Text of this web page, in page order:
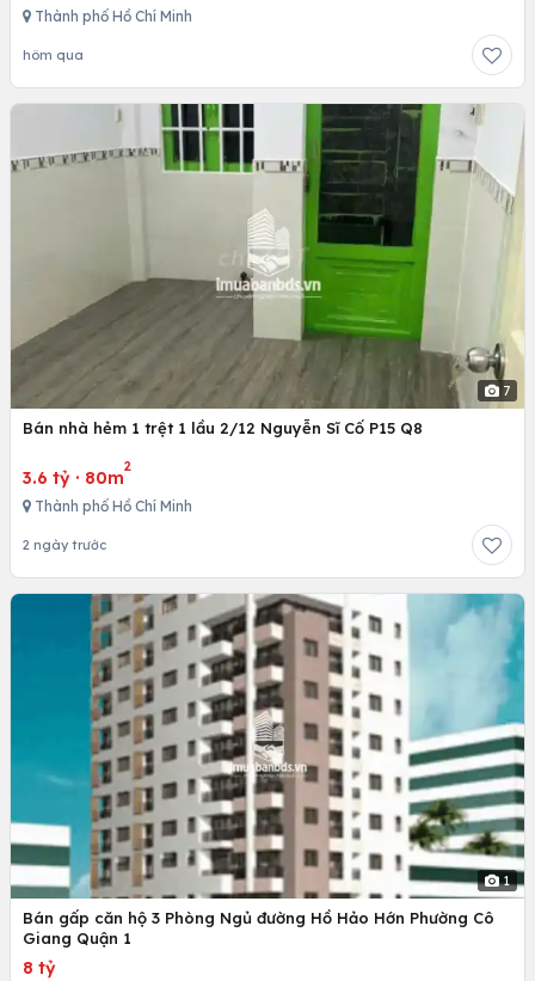
Thành phố Hồ Chí Minh
hôm qua
7
Bán nhà hẻm 1 trệt 1 lầu 2/12 Nguyễn Sĩ Cố P15 Q8
3.6 tỷ · 80m
2
Thành phố Hồ Chí Minh
2 ngày trước
1
Bán gấp căn hộ 3 Phòng Ngủ đường Hồ Hảo Hớn Phường Cô
Giang Quận 1
8 tỷ